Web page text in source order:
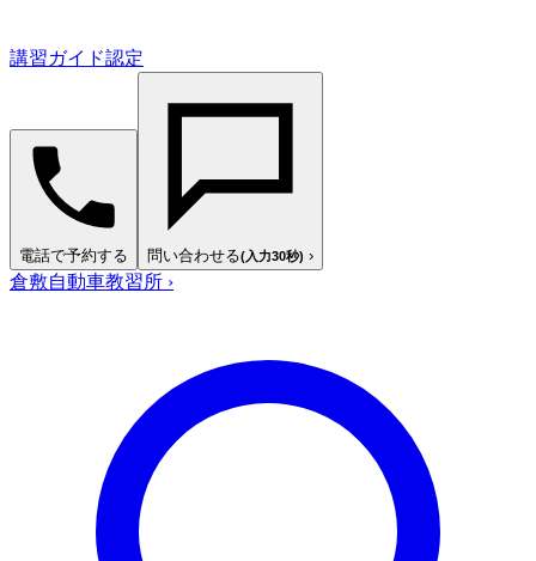
講習ガイド認定
電話で予約する 問い合わせる(入力30秒) ›
倉敷自動車教習所 ›